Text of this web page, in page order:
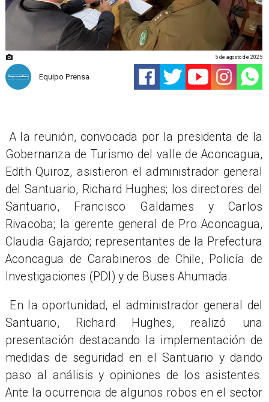
Equipo Prensa
5 de agosto de 2025
A la reunión, convocada por la presidenta de la
Gobernanza de Turismo del valle de Aconcagua,
Edith Quiroz, asistieron el administrador general
del Santuario, Richard Hughes; los directores del
Santuario, Francisco Galdames y Carlos
Rivacoba; la gerente general de Pro Aconcagua,
Claudia Gajardo; representantes de la Prefectura
Aconcagua de Carabineros de Chile, Policía de
Investigaciones (PDI) y de Buses Ahumada.
En la oportunidad, el administrador general del
Santuario, Richard Hughes, realizó una
presentación destacando la implementación de
medidas de seguridad en el Santuario y dando
paso al análisis y opiniones de los asistentes.
Ante la ocurrencia de algunos robos en el sector